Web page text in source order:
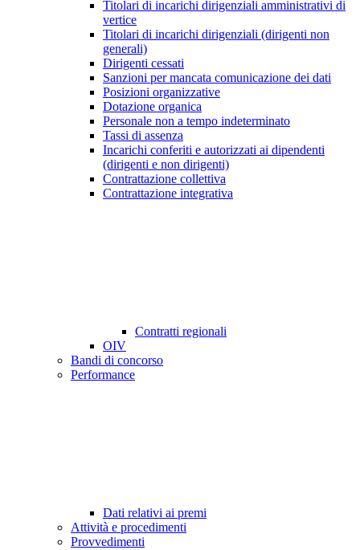
Titolari di incarichi dirigenziali amministrativi di
vertice
Titolari di incarichi dirigenziali (dirigenti non
generali)
Dirigenti cessati
Sanzioni per mancata comunicazione dei dati
Posizioni organizzative
Dotazione organica
Personale non a tempo indeterminato
Tassi di assenza
Incarichi conferiti e autorizzati ai dipendenti
(dirigenti e non dirigenti)
Contrattazione collettiva
Contrattazione integrativa
Contratti regionali
OIV
Bandi di concorso
Performance
Dati relativi ai premi
Attività e procedimenti
Provvedimenti